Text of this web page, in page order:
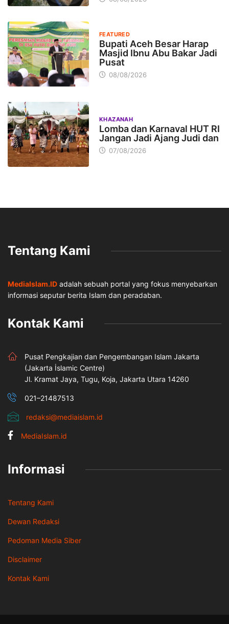
FEATURED
Bupati Aceh Besar Harap
Masjid Ibnu Abu Bakar Jadi
Pusat
08/08/2026
KHAZANAH
Lomba dan Karnaval HUT RI
Jangan Jadi Ajang Judi dan
07/08/2026
Tentang Kami
MediaIslam.ID adalah sebuah portal yang fokus menyebarkan
informasi seputar berita Islam dan peradaban.
Kontak Kami
Pusat Pengkajian dan Pengembangan Islam Jakarta
(Jakarta İslamic Centre)
Jl. Kramat Jaya, Tugu, Koja, Jakarta Utara 14260
021–21487513
redaksi@mediaislam.id
MediaIslam.id
Informasi
Tentang Kami
Dewan Redaksi
Pedoman Media Siber
Disclaimer
Kontak Kami